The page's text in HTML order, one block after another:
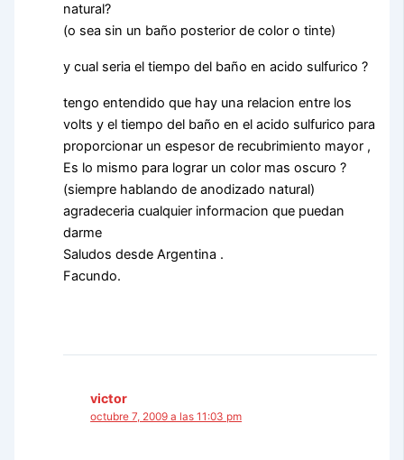
natural?
(o sea sin un baño posterior de color o tinte)
y cual seria el tiempo del baño en acido sulfurico ?
tengo entendido que hay una relacion entre los
volts y el tiempo del baño en el acido sulfurico para
proporcionar un espesor de recubrimiento mayor ,
Es lo mismo para lograr un color mas oscuro ?
(siempre hablando de anodizado natural)
agradeceria cualquier informacion que puedan
darme
Saludos desde Argentina .
Facundo.
victor
octubre 7, 2009 a las 11:03 pm